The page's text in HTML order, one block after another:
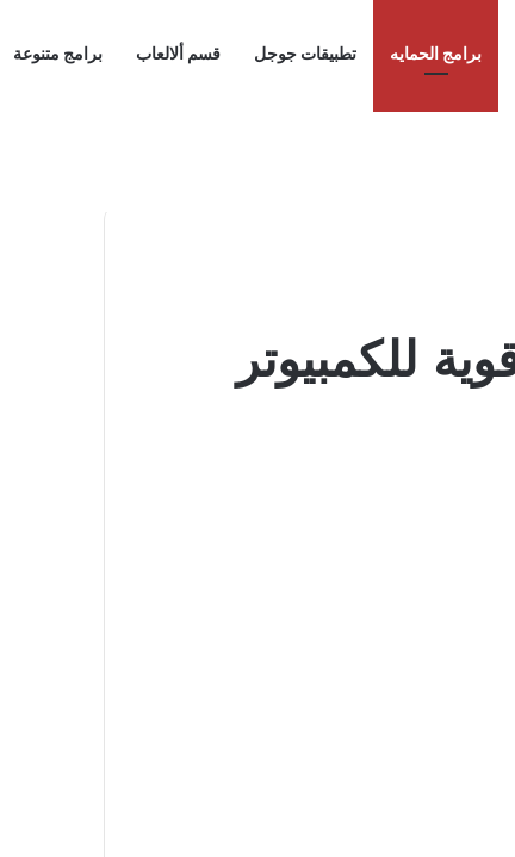
برامج الحمايه تطبيقات جوجل قسم ألالعاب برامج متنوعة